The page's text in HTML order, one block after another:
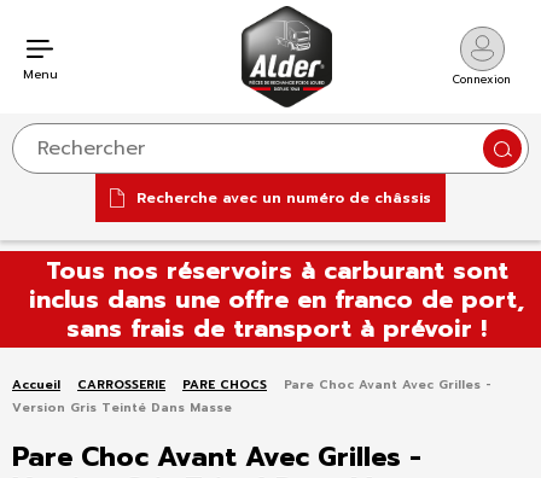
contenu
Tous nos réservoirs à carburant sont
inclus dans une offre en franco de port,
sans frais de transport à prévoir !
Recherche avec un numéro de châssis
Connexion
Menu
Accueil CARROSSERIE PARE CHOCS
Pare Choc Avant Avec Grilles -
Version Gris Teinté Dans Masse
Pare Choc Avant Avec Grilles -